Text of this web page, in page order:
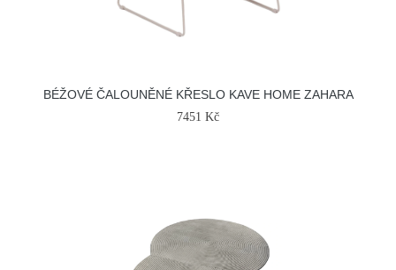
BÉŽOVÉ ČALOUNĚNÉ KŘESLO KAVE HOME ZAHARA
7451 Kč